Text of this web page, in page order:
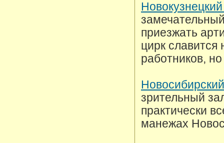
приезжать
цирк
работников,
зрительный
практически
манежах